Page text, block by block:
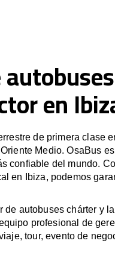
en
de primera clase
Medio. OsaBus
confiable del mundo.
en Ibiza, podemos
de autobuses chárter y
profesional de
tour, evento de